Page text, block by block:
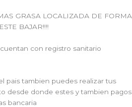
GRASA LOCALIZADA DE FORMA
BAJAR!!!!
con registro sanitario
pais tambien puedes realizar tus
desde donde estes y tambien pagos
bancaria